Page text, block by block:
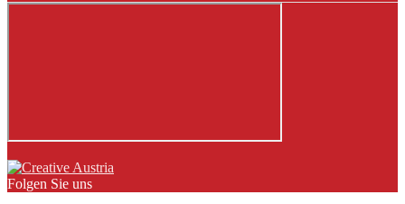
Folgen Sie uns